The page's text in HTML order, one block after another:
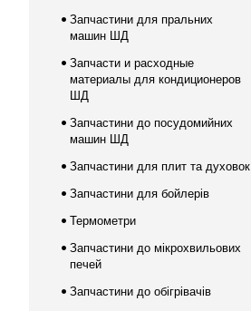
Запчастини для пральних
машин ШД
Запчасти и расходные
материалы для кондиционеров
ШД
Запчастини до посудомийних
машин ШД
Запчастини для плит та духовок
Запчастини для бойлерів
Термометри
Запчастини до мікрохвильових
печей
Запчастини до обігрівачів